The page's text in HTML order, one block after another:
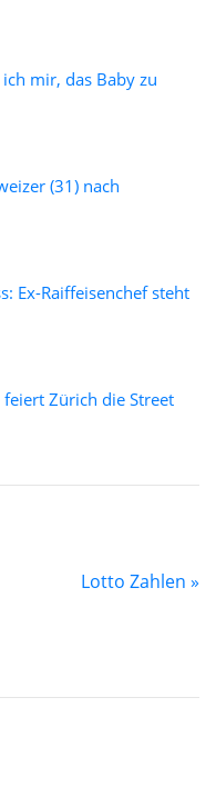
mir, das Baby zu
(31) nach
Ex-Raiffeisenchef steht
Zürich die Street
Lotto Zahlen »